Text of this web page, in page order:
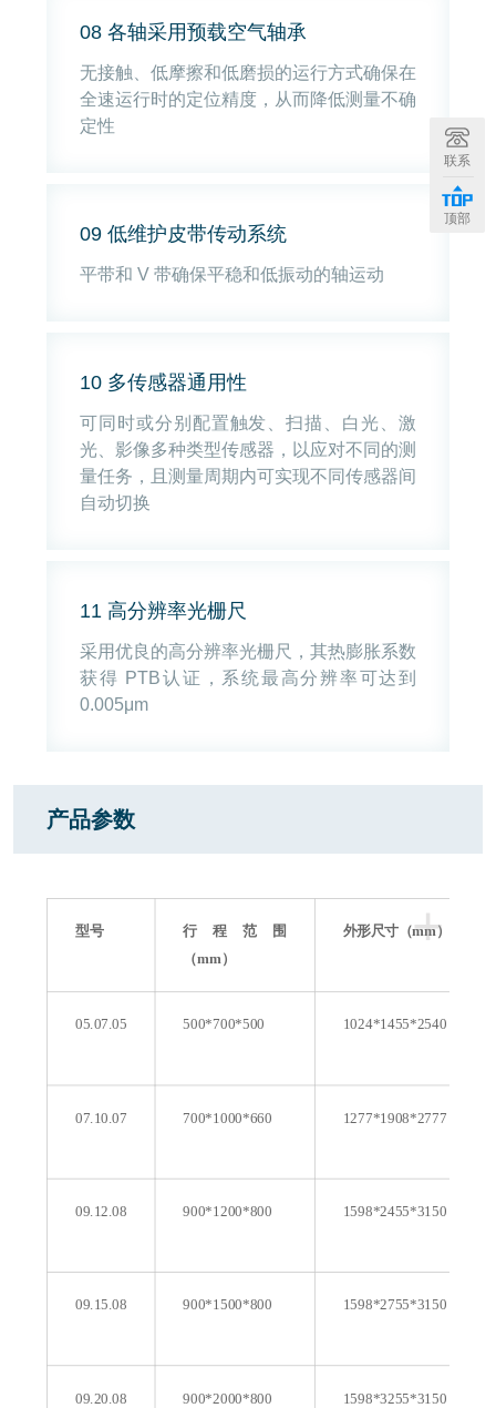
08 各轴采用预载空气轴承
无接触、低摩擦和低磨损的运行方式确保在
全速运行时的定位精度，从而降低测量不确
定性
09 低维护皮带传动系统
平带和 V 带确保平稳和低振动的轴运动
10 多传感器通用性
可同时或分别配置触发、扫描、白光、激
光、影像多种类型传感器，以应对不同的测
量任务，且测量周期内可实现不同传感器间
自动切换
11 高分辨率光栅尺
采用优良的高分辨率光栅尺，其热膨胀系数
获得 PTB认证，系统最高分辨率可达到
0.005μm
产品参数
+
型号 行程范围
（mm）
外形尺寸（mm）
05.07.05 500*700*500 1024*1455*2540
07.10.07 700*1000*660 1277*1908*2777
09.12.08 900*1200*800 1598*2455*3150
09.15.08 900*1500*800 1598*2755*3150
09.20.08 900*2000*800 1598*3255*3150
联系
顶部